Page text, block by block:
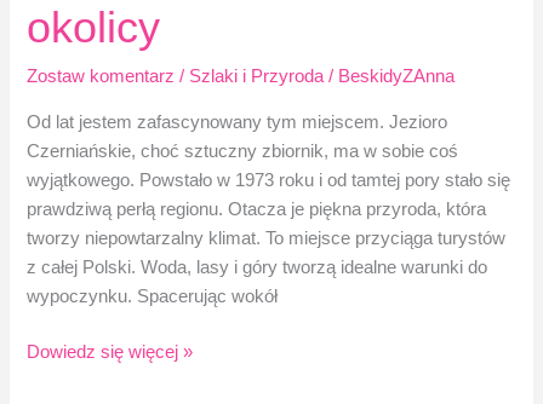
okolicy
Zostaw komentarz / Szlaki i Przyroda / BeskidyZAnna
Od lat jestem zafascynowany tym miejscem. Jezioro
Czerniańskie, choć sztuczny zbiornik, ma w sobie coś
wyjątkowego. Powstało w 1973 roku i od tamtej pory stało się
prawdziwą perłą regionu. Otacza je piękna przyroda, która
tworzy niepowtarzalny klimat. To miejsce przyciąga turystów
z całej Polski. Woda, lasy i góry tworzą idealne warunki do
wypoczynku. Spacerując wokół
Jezioro
Dowiedz się więcej »